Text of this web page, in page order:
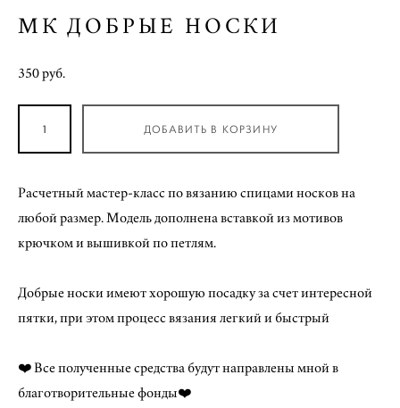
МК ДОБРЫЕ НОСКИ
350 pуб.
ДОБАВИТЬ В КОРЗИНУ
Расчетный мастер-класс по вязанию спицами носков на
любой размер. Модель дополнена вставкой из мотивов
крючком и вышивкой по петлям.
Добрые носки имеют хорошую посадку за счет интересной
пятки, при этом процесс вязания легкий и быстрый
❤️ Все полученные средства будут направлены мной в
благотворительные фонды❤️